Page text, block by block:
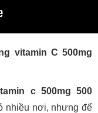
vitamin C 500mg
c 500mg 500
nhiều nơi, nhưng để